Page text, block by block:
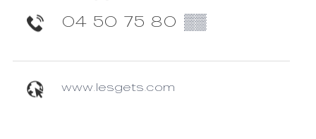
04 50 75 80 ▒▒
www.lesgets.com